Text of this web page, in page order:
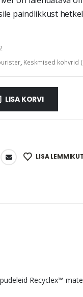
paindlikkust
, Keskmised kohvrid
LISA KORVI
LISA
Recyclex™